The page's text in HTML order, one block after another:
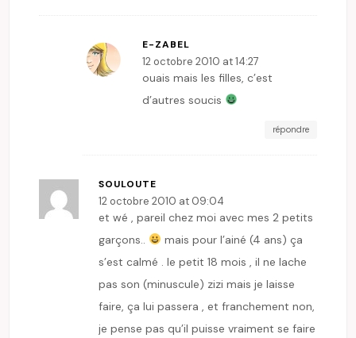
E-ZABEL
12 octobre 2010 at 14:27
ouais mais les filles, c’est
d’autres soucis
répondre
SOULOUTE
12 octobre 2010 at 09:04
et wé , pareil chez moi avec mes 2 petits
garçons..
mais pour l’ainé (4 ans) ça
s’est calmé . le petit 18 mois , il ne lache
pas son (minuscule) zizi mais je laisse
faire, ça lui passera , et franchement non,
je pense pas qu’il puisse vraiment se faire